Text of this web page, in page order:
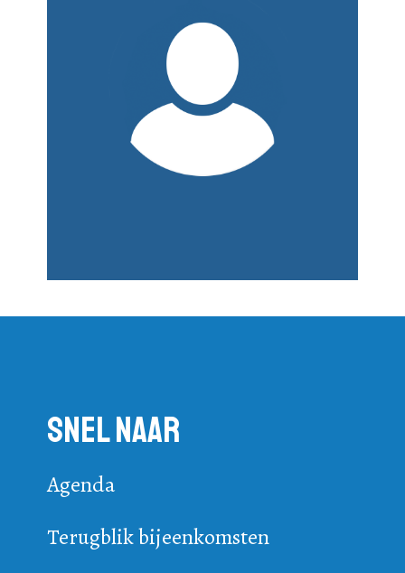
Snel naar
Agenda
Terugblik bijeenkomsten